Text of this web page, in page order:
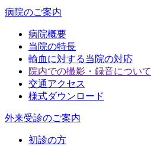
病院のご案内
病院概要
当院の特長
輸血に対する当院の対応
院内での撮影・録音について
交通アクセス
様式ダウンロード
外来受診のご案内
初診の方